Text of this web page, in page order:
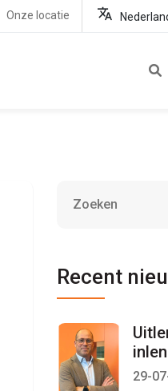
Onze locatie
Recent
per
29-